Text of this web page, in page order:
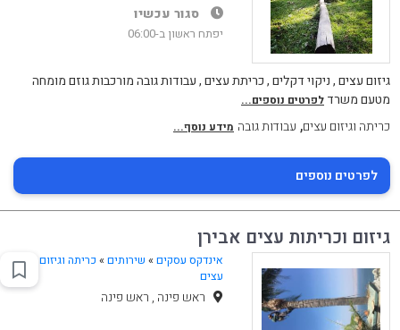
סגור עכשיו
יפתח ראשון ב-06:00
גיזום עצים , ניקוי דקלים , כריתת עצים , עבודות גובה מורכבות גוזם מומחה
מטעם משרד לפרטים נוספים...
כריתה וגיזום עצים, עבודות גובה מידע נוסף...
לפרטים נוספים
גיזום וכריתות עצים אבירן
אינדקס עסקים » שירותים» כריתה וגיזום
עצים
ראש פינה , ראש פינה